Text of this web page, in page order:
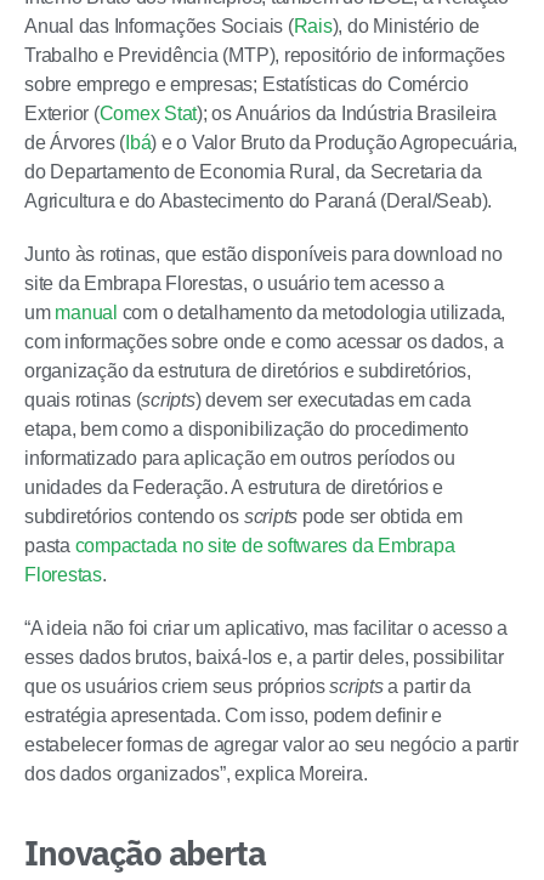
Anual das Informações Sociais (Rais), do Ministério de
Trabalho e Previdência (MTP), repositório de informações
sobre emprego e empresas; Estatísticas do Comércio
Exterior (Comex Stat); os Anuários da Indústria Brasileira
de Árvores ( Ibá) e o Valor Bruto da Produção Agropecuária,
do Departamento de Economia Rural, da Secretaria da
Agricultura e do Abastecimento do Paraná (Deral/Seab).
Junto às rotinas, que estão disponíveis para download no
site da Embrapa Florestas, o usuário tem acesso a
um manual com o detalhamento da metodologia utilizada,
com informações sobre onde e como acessar os dados, a
organização da estrutura de diretórios e subdiretórios,
quais rotinas (scripts) devem ser executadas em cada
etapa, bem como a disponibilização do procedimento
informatizado para aplicação em outros períodos ou
unidades da Federação. A estrutura de diretórios e
subdiretórios contendo os scripts pode ser obtida em
pasta compactada no site de softwares da Embrapa
Florestas.
“A ideia não foi criar um aplicativo, mas facilitar o acesso a
esses dados brutos, baixá-los e, a partir deles, possibilitar
que os usuários criem seus própriosscriptsa partir da
estratégia apresentada. Com isso, podem definir e
estabelecer formas de agregar valor ao seu negócio a partir
dos dados organizados”, explica Moreira.
Inovação aberta